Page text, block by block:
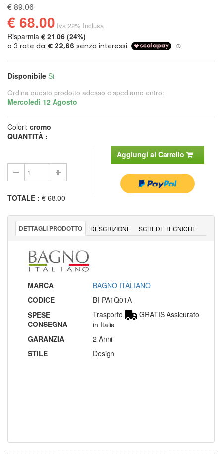
€ 89.06
€ 68.00 Iva 22% Inclusa
Risparmia € 21.06 (24%)
Disponibile Si
Ordina questo prodotto adesso e spediamo entro:
Mercoledì 12 Agosto
Colori: cromo
QUANTITÀ :
Aggiungi al Carrello
TOTALE : € 68.00
DETTAGLI PRODOTTO DESCRIZIONE SCHEDE TECNICHE
MARCA
BAGNO ITALIANO
CODICE
BI-PA1Q01A
SPESE
CONSEGNA
Trasporto
GRATIS Assicurato
in Italia
GARANZIA
2 Anni
STILE
Design